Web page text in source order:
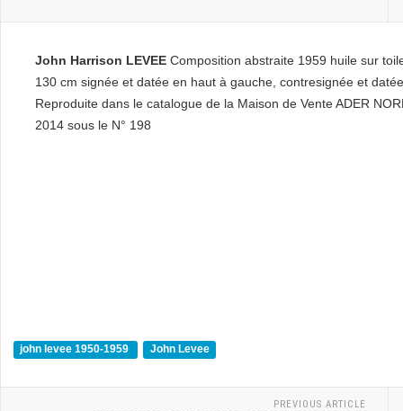
John Harrison LEVEE Composition abstraite 1959 huile sur
130 cm signée et datée en haut à gauche, contresignée et
Reproduite dans le catalogue de la Maison de Vente ADER
2014 sous le N° 198
john levee 1950-1959 John Levee
PREVIOUS ARTICLE